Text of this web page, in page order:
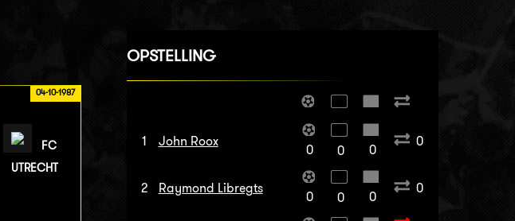
04-10-1987
FC
UTRECHT
OPSTELLING
1 John Roox
0 0 0
0
2 Raymond Libregts
0 0 0
0